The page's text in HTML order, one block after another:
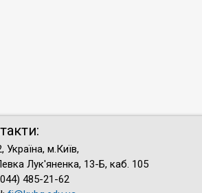
Україна, м.Київ,
Лук'яненка, 13-Б, каб. 105
485-21-62